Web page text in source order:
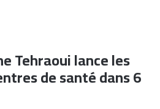
Tehraoui lance les
de santé dans 6